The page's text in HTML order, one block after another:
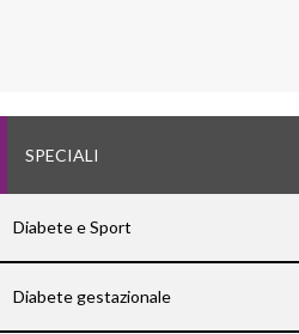
SPECIALI
Diabete e Sport
Diabete gestazionale